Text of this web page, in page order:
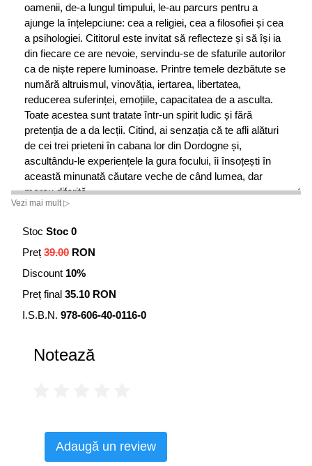
oamenii, de-a lungul timpului, le-au parcurs pentru a
ajunge la înțelepciune: cea a religiei, cea a filosofiei și cea
a psihologiei. Cititorul este invitat să reflecteze și să își ia
din fiecare ce are nevoie, servindu-se de sfaturile autorilor
ca de niște repere luminoase. Printre temele dezbătute se
numără altruismul, vinovăția, iertarea, libertatea,
reducerea suferinței, emoțiile, capacitatea de a asculta.
Toate acestea sunt tratate într-un spirit ludic și fără
pretenția de a da lecții. Citind, ai senzația că te afli alături
de cei trei prieteni în cabana lor din Dordogne și,
ascultându-le experiențele la gura focului, îi însoțești în
această minunată căutare veche de când lumea, dar
mereu diferită.
Vezi mai mult ▷
Stoc Stoc 0
Preț 39.00 RON
Discount 10%
Preț final 35.10 RON
I.S.B.N. 978-606-40-0116-0
Notează
Adaugă un review